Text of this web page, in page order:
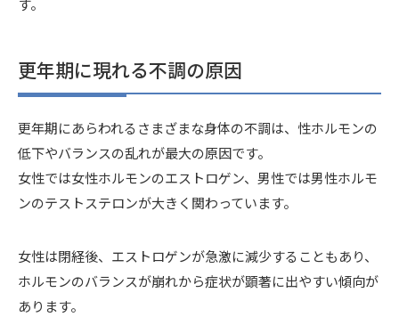
更年期に現れる不調の原因
更年期にあらわれるさまざまな身体の不調は、性ホルモンの
低下やバランスの乱れが最大の原因です。
女性では女性ホルモンのエストロゲン、男性では男性ホルモ
ンのテストステロンが大きく関わっています。
女性は閉経後、エストロゲンが急激に減少することもあり、
ホルモンのバランスが崩れから症状が顕著に出やすい傾向が
あります。